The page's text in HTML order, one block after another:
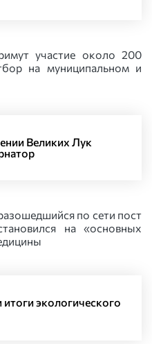
участие около 200
на муниципальном и
Великих Лук
по сети пост
на «основных
экологического